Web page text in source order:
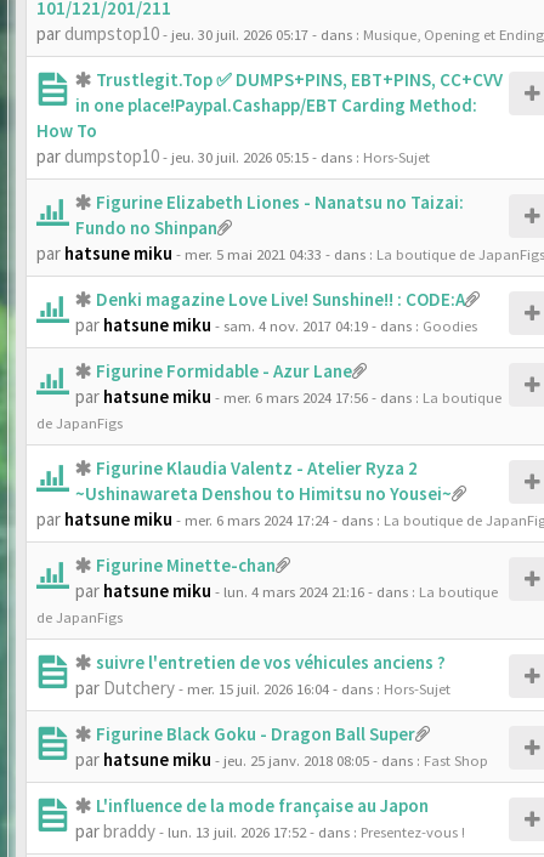
101/121/201/211
par dumpstop10- jeu. 30 juil. 2026 05:17- dans : Musique, Opening et Ending
Trustlegit.Top ✅ DUMPS+PINS, EBT+PINS, CC+CVV
in one place!Paypal.Cashapp/EBT Carding Method:
How To
par dumpstop10- jeu. 30 juil. 2026 05:15- dans : Hors-Sujet
Figurine Elizabeth Liones - Nanatsu no Taizai:
Fundo no Shinpan
par hatsune miku - mer. 5 mai 2021 04:33 - dans : La boutique de JapanFigs
Denki magazine Love Live! Sunshine!! : CODE:A
par hatsune miku - sam. 4 nov. 2017 04:19- dans : Goodies
Figurine Formidable - Azur Lane
par hatsune miku - mer. 6 mars 2024 17:56- dans : La boutique
de JapanFigs
Figurine Klaudia Valentz - Atelier Ryza 2
~Ushinawareta Denshou to Himitsu no Yousei~
par hatsune miku - mer. 6 mars 2024 17:24- dans : La boutique de
Figurine Minette-chan
par hatsune miku - lun. 4 mars 2024 21:16- dans : La boutique
de JapanFigs
suivre l'entretien de vos véhicules anciens ?
par Dutchery- mer. 15 juil. 2026 16:04- dans : Hors-Sujet
Figurine Black Goku - Dragon Ball Super
par hatsune miku - jeu. 25 janv. 2018 08:05- dans : Fast Shop
L'influence de la mode française au Japon
parbraddy- lun. 13 juil. 2026 17:52- dans : Presentez-vous !